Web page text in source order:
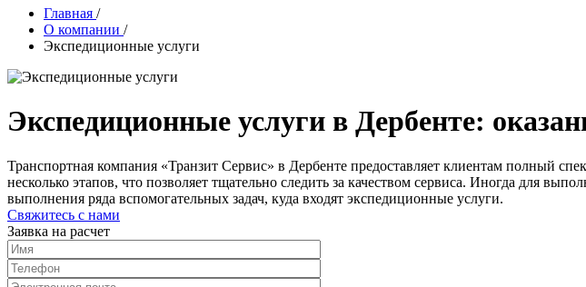
Главная /
О компании /
Экспедиционные услуги
Экспедиционные услуги в Дербенте:
Транспортная компания «Транзит Сервис» в Дербенте предоставляет клиентам полный
несколько этапов, что позволяет тщательно следить за качеством сервиса. Иногда для
выполнения ряда вспомогательных задач, куда входят экспедиционные услуги.
Свяжитесь с нами
Заявка на расчет